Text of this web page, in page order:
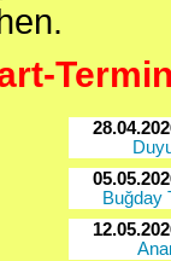
Buğday